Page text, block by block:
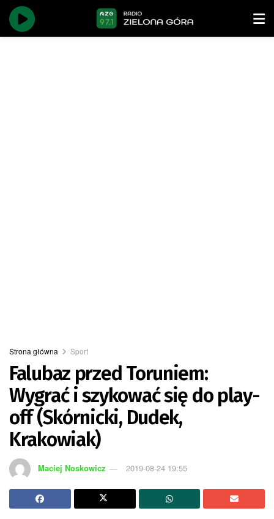
Strona główna Sport
Falubaz przed Toruniem:
Wygrać i szykować się do play-
off (Skórnicki, Dudek,
Krakowiak)
Maciej Noskowicz 2019-08-24 19:55